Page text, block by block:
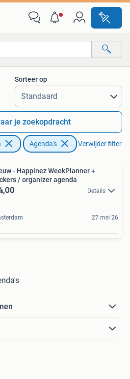
afstanden…
Sorteer op
je zoekopdracht
Agenda's Verwijder filters
- Happinez WeekPlanner +
/ organizer agenda
Details
27 mei 26